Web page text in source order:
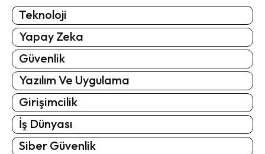
Teknoloji
Yapay Zeka
Güvenlik
Yazılım Ve Uygulama
Girişimcilik
İş Dünyası
Siber Güvenlik